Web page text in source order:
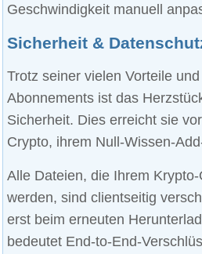
Geschwindigkeit manuell
Sicherheit &
Trotz seiner vielen Vorteile
Abonnements ist das
Sicherheit. Dies erreicht sie
Crypto, ihrem Null-Wissen-
Alle Dateien, die Ihrem
werden, sind clientseitig
erst beim erneuten
bedeutet End-to-End-